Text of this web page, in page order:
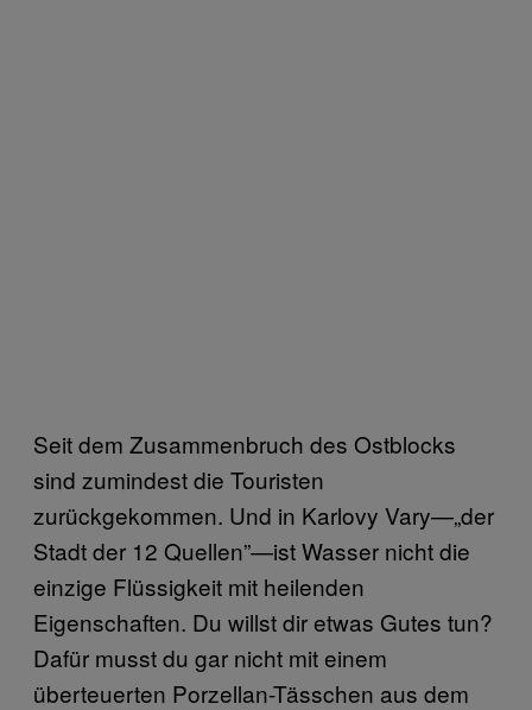
Seit dem Zusammenbruch des Ostblocks
sind zumindest die Touristen
zurückgekommen. Und in Karlovy Vary—„der
Stadt der 12 Quellen”—ist Wasser nicht die
einzige Flüssigkeit mit heilenden
Eigenschaften. Du willst dir etwas Gutes tun?
Dafür musst du gar nicht mit einem
überteuerten Porzellan-Tässchen aus dem